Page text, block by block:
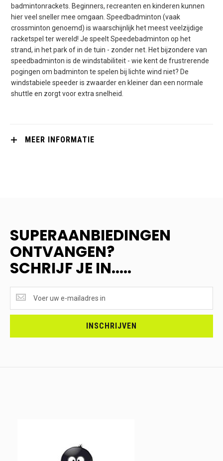
badmintonrackets. Beginners, recreanten en kinderen kunnen
hier veel sneller mee omgaan. Speedbadminton (vaak
crossminton genoemd) is waarschijnlijk het meest veelzijdige
racketspel ter wereld! Je speelt Speedebadminton op het
strand, in het park of in de tuin - zonder net. Het bijzondere van
speedbadminton is de windstabiliteit - wie kent de frustrerende
pogingen om badminton te spelen bij lichte wind niet? De
windstabiele speeder is zwaarder en kleiner dan een normale
shuttle en zorgt voor extra snelheid.
MEER INFORMATIE
SUPERAANBIEDINGEN
ONTVANGEN?
SCHRIJF JE IN.....
ONTVANGEN?
<br>SCHRIJF
INSCHRIJVEN